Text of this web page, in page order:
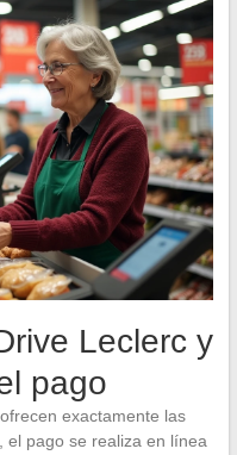
Leclerc y
pago
exactamente las
el pago se realiza en línea